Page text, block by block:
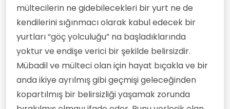
mültecilerin ne gidebilecekleri bir yurt ne de
kendilerini sığınmacı olarak kabul edecek bir
yurtları “göç yolculuğu” na başladıklarında
yoktur ve endişe verici bir şekilde belirsizdir.
Mübadil ve mülteci olan için hayat bıçakla ve bir
anda ikiye ayrılmış gibi geçmişi geleceğinden
kopartılmış bir belirsizliği yaşamak zorunda